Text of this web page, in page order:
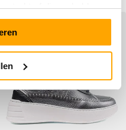
of die ze hebben
van hun services.